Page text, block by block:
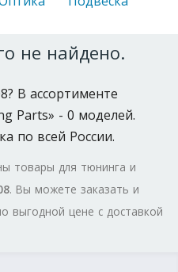
не найдено.
В ассортименте
Parts» - 0 моделей.
по всей России.
товары для тюнинга и
. Вы можете заказать и
выгодной цене с доставкой